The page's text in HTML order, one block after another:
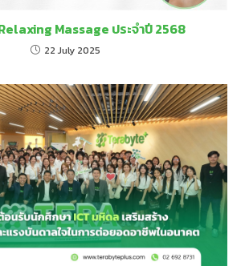
Massage ประจำปี 2568
22 July 2025